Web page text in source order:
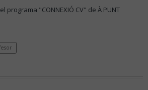
programa "CONNEXIÓ CV" de À PUNT